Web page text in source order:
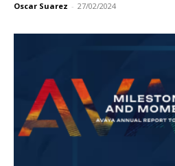
Oscar Suarez - 27/02/2024